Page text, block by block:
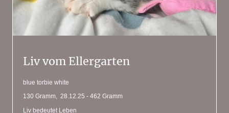
Liv vom Ellergarten
blue torbie white
130 Gramm, 28.12.25 - 462 Gramm
Liv bedeutet Leben